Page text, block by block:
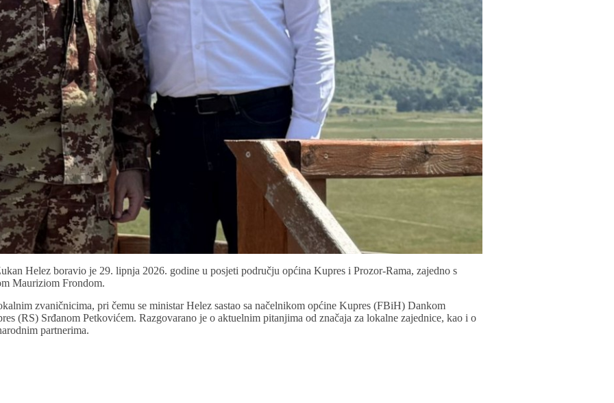
Helez boravio je 29. lipnja 2026. godine u posjeti području općina Kupres i Prozor-Rama, zajedno s
Mauriziom Frondom.
zvaničnicima, pri čemu se ministar Helez sastao sa načelnikom općine Kupres (FBiH) Dankom
(RS) Srđanom Petkovićem. Razgovarano je o aktuelnim pitanjima od značaja za lokalne zajednice, kao i o
partnerima.